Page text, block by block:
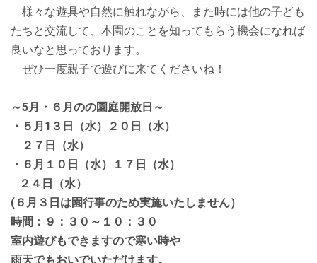
様々な遊具や自然に触れながら、また時には他の子ども
たちと交流して、本園のことを知ってもらう機会になれば
良いなと思っております。
ぜひ一度親子で遊びに来てくださいね！
～5月・６月のの園庭開放日～
・５月1３日（水）２０日（水）
２７日（水）
・６月１０日（水）１７日（水）
２４日（水）
(６月３日は園行事のため実施いたしません）
時間：９：３０～１０：３０
室内遊びもできますので寒い時や
雨天でもおいでいただけます。